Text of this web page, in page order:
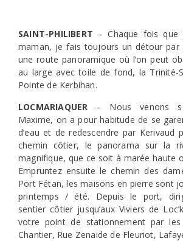
SAINT-PHILIBERT – Chaque fois
maman, je fais toujours un détour par
une route panoramique où l’on peut
au large avec toile de fond, la Trinité-
Pointe de Kerbihan.
LOCMARIAQUER – Nous venons
Maxime, on a pour habitude de se
d’eau et de redescendre par Kerivaud
chemin côtier, le panorama sur la
magnifique, que ce soit à marée haute
Empruntez ensuite le chemin des
Port Fétan, les maisons en pierre sont
printemps / été. Depuis le port,
sentier côtier jusqu’aux Viviers de
votre point de stationnement par
Chantier, Rue Zenaide de Fleuriot,